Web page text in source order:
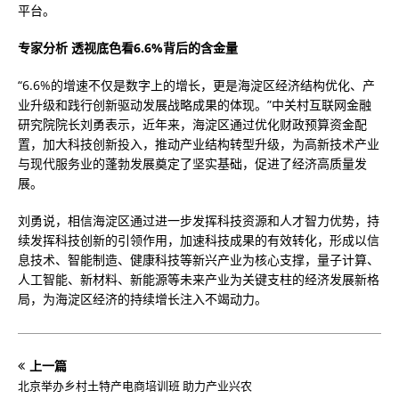
平台。
专家分析 透视底色看6.6%背后的含金量
“6.6%的增速不仅是数字上的增长，更是海淀区经济结构优化、产
业升级和践行创新驱动发展战略成果的体现。”中关村互联网金融
研究院院长刘勇表示，近年来，海淀区通过优化财政预算资金配
置，加大科技创新投入，推动产业结构转型升级，为高新技术产业
与现代服务业的蓬勃发展奠定了坚实基础，促进了经济高质量发
展。
刘勇说，相信海淀区通过进一步发挥科技资源和人才智力优势，持
续发挥科技创新的引领作用，加速科技成果的有效转化，形成以信
息技术、智能制造、健康科技等新兴产业为核心支撑，量子计算、
人工智能、新材料、新能源等未来产业为关键支柱的经济发展新格
局，为海淀区经济的持续增长注入不竭动力。
上一篇
北京举办乡村土特产电商培训班 助力产业兴农